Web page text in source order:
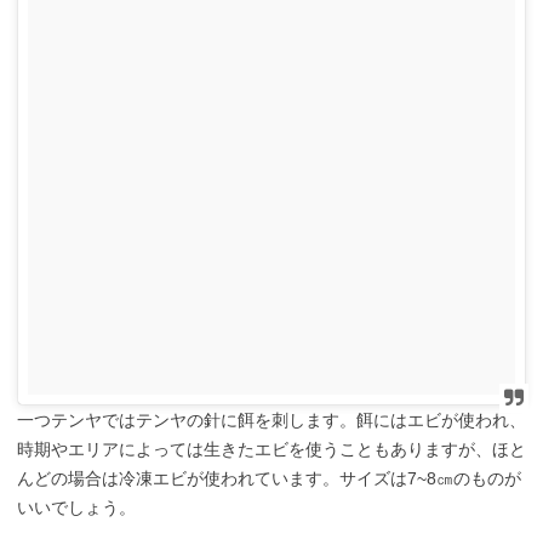
一つテンヤではテンヤの針に餌を刺します。餌にはエビが使われ、
時期やエリアによっては生きたエビを使うこともありますが、ほと
んどの場合は冷凍エビが使われています。サイズは7~8㎝のものが
いいでしょう。